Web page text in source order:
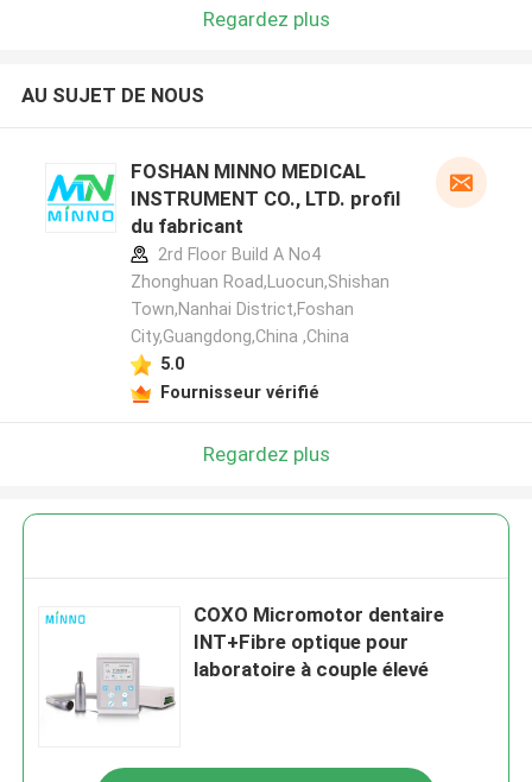
Regardez plus
AU SUJET DE NOUS
FOSHAN MINNO MEDICAL
INSTRUMENT CO., LTD. profil
du fabricant
2rd Floor Build A No4
Zhonghuan Road,Luocun,Shishan
Town,Nanhai District,Foshan
City,Guangdong,China ,China
5.0
Fournisseur vérifié
Regardez plus
COXO Micromotor dentaire
INT+Fibre optique pour
laboratoire à couple élevé